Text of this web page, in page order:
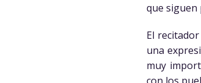
que siguen
El
una
muy